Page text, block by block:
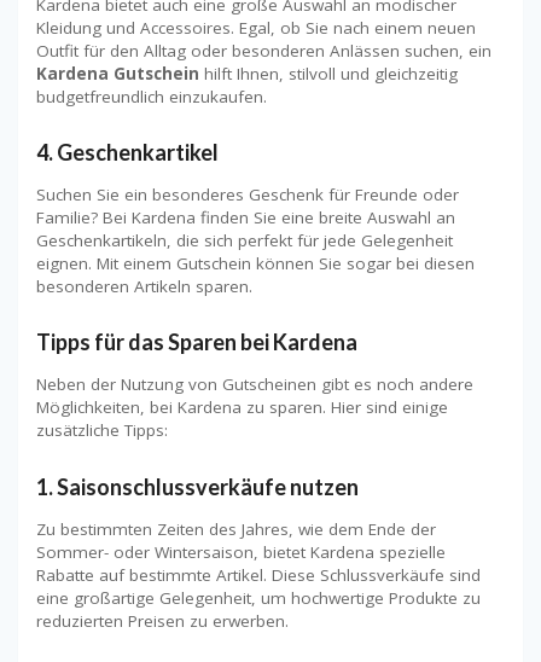
Kleidung und Accessoires. Egal, ob Sie nach einem neuen
Outfit für den Alltag oder besonderen Anlässen suchen, ein
Kardena Gutschein hilft Ihnen, stilvoll und gleichzeitig
budgetfreundlich einzukaufen.
4.Geschenkartikel
Suchen Sie ein besonderes Geschenk für Freunde oder
Familie? Bei Kardena finden Sie eine breite Auswahl an
Geschenkartikeln, die sich perfekt für jede Gelegenheit
eignen. Mit einem Gutschein können Sie sogar bei diesen
besonderen Artikeln sparen.
Tipps für das Sparen bei Kardena
Neben der Nutzung von Gutscheinen gibt es noch andere
Möglichkeiten, bei Kardena zu sparen. Hier sind einige
zusätzliche Tipps:
1.Saisonschlussverkäufe nutzen
Zu bestimmten Zeiten des Jahres, wie dem Ende der
Sommer- oder Wintersaison, bietet Kardena spezielle
Rabatte auf bestimmte Artikel. Diese Schlussverkäufe sind
eine großartige Gelegenheit, um hochwertige Produkte zu
reduzierten Preisen zu erwerben.